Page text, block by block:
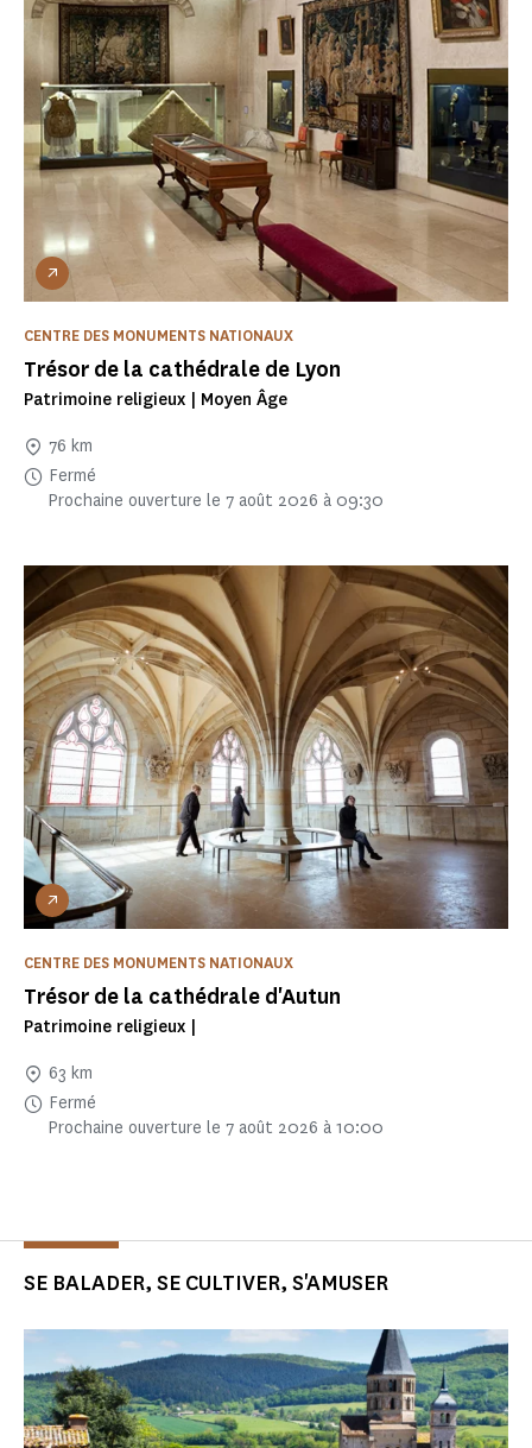
Trésor de la cathédrale de Lyon
CENTRE DES MONUMENTS NATIONAUX
Patrimoine religieux | Moyen Âge
76 km
Fermé
Prochaine ouverture le 7 août 2026 à 09:30
Trésor de la cathédrale d'Autun
CENTRE DES MONUMENTS NATIONAUX
Patrimoine religieux |
63 km
Fermé
Prochaine ouverture le 7 août 2026 à 10:00
SE BALADER, SE CULTIVER, S'AMUSER